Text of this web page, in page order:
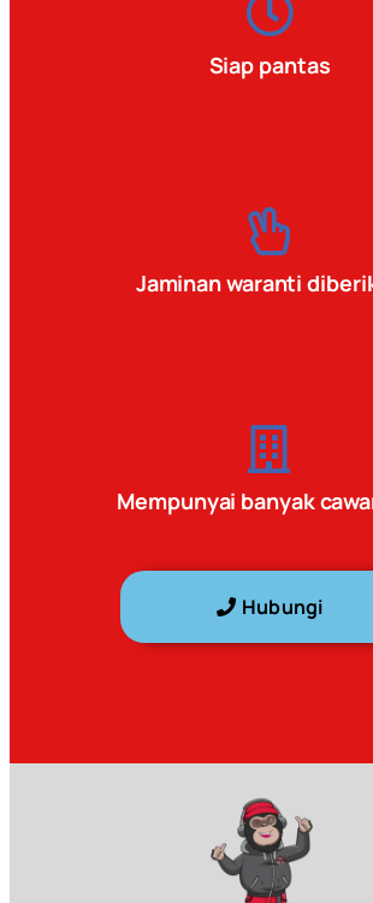
Siap pantas
Jaminan waranti
Mempunyai banyak
Hubungi